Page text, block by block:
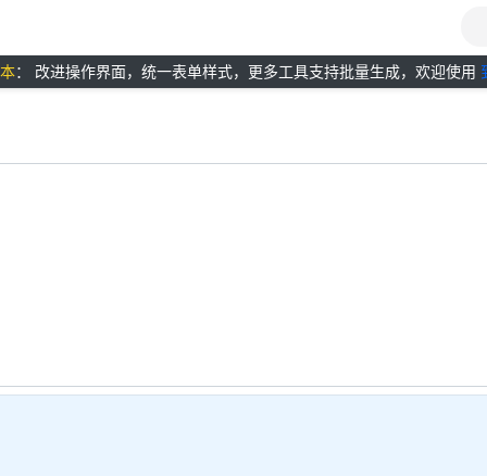
： 改进操作界面，统一表单样式，更多工具支持批量生成，欢迎使用